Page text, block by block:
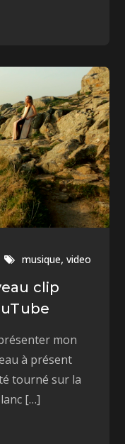
musique,video
clip
mon
à présent
tourné sur la
[…]